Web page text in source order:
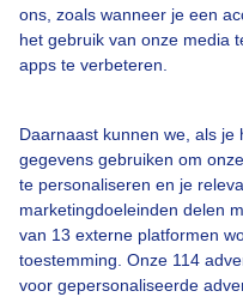
ons, zoals wanneer je een
het gebruik van onze media
apps te verbeteren.
Daarnaast kunnen we, als
gegevens gebruiken om
te personaliseren en je
marketingdoeleinden delen
van 13 externe platformen
toestemming. Onze 114
voor gepersonaliseerde
Bekijk slideshow
Een